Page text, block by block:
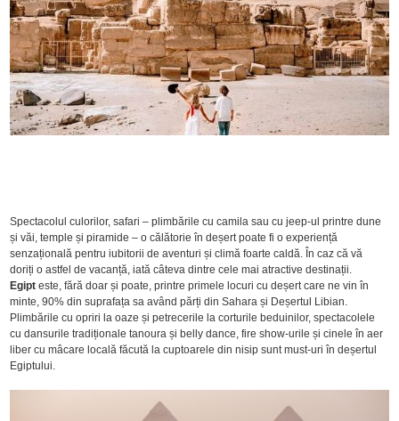
Spectacolul culorilor, safari – plimbările cu camila sau cu jeep-ul printre dune
și văi, temple și piramide – o călătorie în deșert poate fi o experiență
senzațională pentru iubitorii de aventuri și climă foarte caldă. În caz că vă
doriți o astfel de vacanță, iată câteva dintre cele mai atractive destinații.
Egipt este, fără doar și poate, printre primele locuri cu deșert care ne vin în
minte, 90% din suprafața sa având părți din Sahara și Deșertul Libian.
Plimbările cu opriri la oaze și petrecerile la corturile beduinilor, spectacolele
cu dansurile tradiționale tanoura și belly dance, fire show-urile și cinele în aer
liber cu mâcare locală făcută la cuptoarele din nisip sunt must-uri în deșertul
Egiptului.